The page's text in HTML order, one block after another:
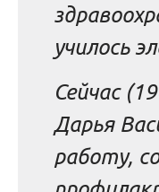
училось
Сейчас
Дарья
работу,